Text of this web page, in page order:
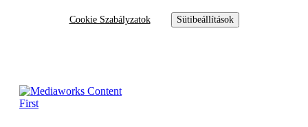
Cookie Szabályzatok Sütibeállítások